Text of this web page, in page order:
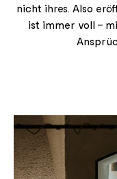
nicht ihres. Also
ist immer voll –